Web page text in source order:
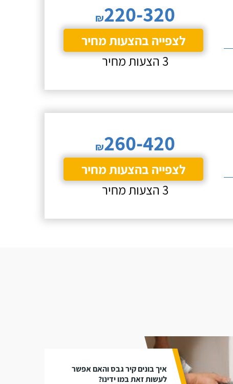
₪220-320
לצפייה בהצעות מחיר
3 הצעות מחיר
₪260-420
לצפייה בהצעות מחיר
3 הצעות מחיר
איך בונים קיר גבס והאם אפשר
לעשות זאת במו ידינו?